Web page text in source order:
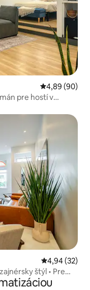
Priemerné
4,89 (90)
pre hostí v
Priemerné
4,94 (32)
štýl • Pre